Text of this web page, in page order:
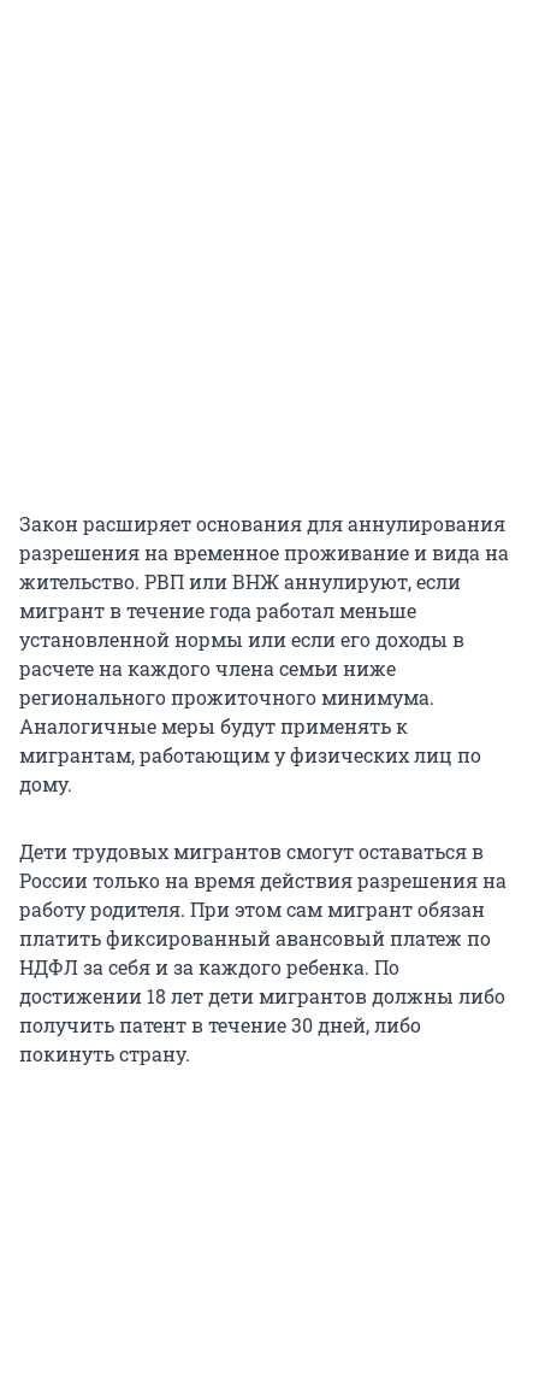
Закон расширяет основания для аннулирования
разрешения на временное проживание и вида на
жительство. РВП или ВНЖ аннулируют, если
мигрант в течение года работал меньше
установленной нормы или если его доходы в
расчете на каждого члена семьи ниже
регионального прожиточного минимума.
Аналогичные меры будут применять к
мигрантам, работающим у физических лиц по
дому.
Дети трудовых мигрантов смогут оставаться в
России только на время действия разрешения на
работу родителя. При этом сам мигрант обязан
платить фиксированный авансовый платеж по
НДФЛ за себя и за каждого ребенка. По
достижении 18 лет дети мигрантов должны либо
получить патент в течение 30 дней, либо
покинуть страну.